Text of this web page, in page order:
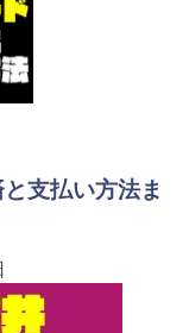
支払い方法ま